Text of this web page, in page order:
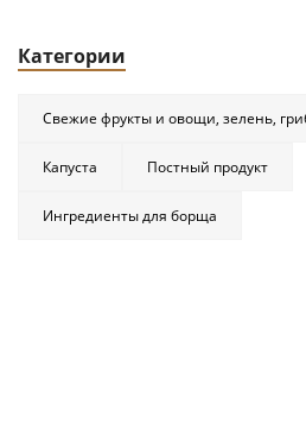
Категории
Свежие фрукты и овощи, зелень,
Капуста Постный продукт
Ингредиенты для борща